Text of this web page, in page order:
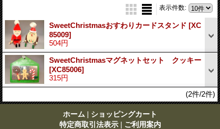
表示件数:
SweetChristmasおすわりカードスタンド [XC
85009]
504円
SweetChristmasマグネットセット クッキー
[XC85006]
315円
(2件/2件)
ホーム | ショッピングカート
特定商取引法表示 | ご利用案内